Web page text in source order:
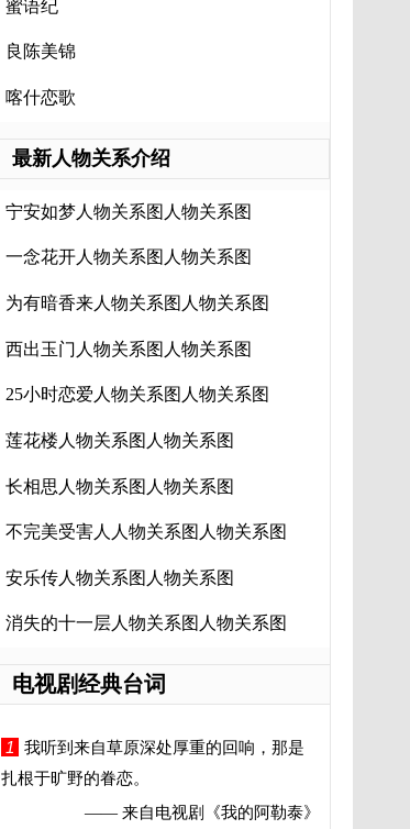
蜜语纪
良陈美锦
喀什恋歌
最新人物关系介绍
宁安如梦人物关系图人物关系图
一念花开人物关系图人物关系图
为有暗香来人物关系图人物关系图
西出玉门人物关系图人物关系图
25小时恋爱人物关系图人物关系图
莲花楼人物关系图人物关系图
长相思人物关系图人物关系图
不完美受害人人物关系图人物关系图
安乐传人物关系图人物关系图
消失的十一层人物关系图人物关系图
电视剧经典台词
1
我听到来自草原深处厚重的回响，那是
扎根于旷野的眷恋。
—— 来自电视剧
《我的阿勒泰》